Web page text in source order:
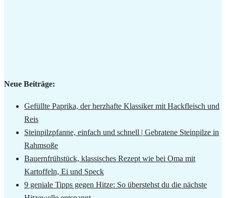
Neue Beiträge:
Gefüllte Paprika, der herzhafte Klassiker mit Hackfleisch und
Reis
Steinpilzpfanne, einfach und schnell | Gebratene Steinpilze in
Rahmsoße
Bauernfrühstück, klassisches Rezept wie bei Oma mit
Kartoffeln, Ei und Speck
9 geniale Tipps gegen Hitze: So überstehst du die nächste